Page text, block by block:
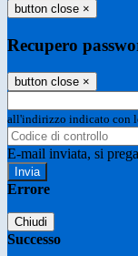
button close ×
Recupero
button close ×
all'indirizzo indicato con
E-mail inviata, si
Errore
Chiudi
Successo